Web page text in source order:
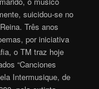
suicidou-se no
Três anos
por iniciativa
o TM traz hoje
“Canciones
Intermusique, de